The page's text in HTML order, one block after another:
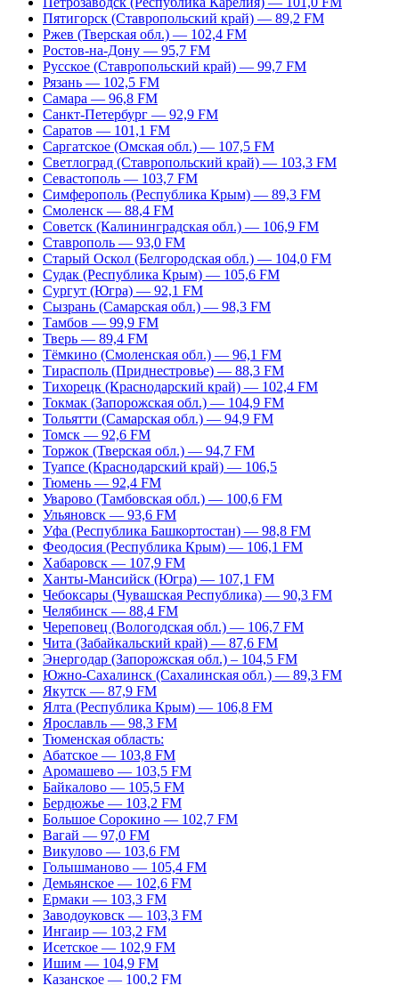
Пятигорск (Ставропольский край) — 89,2 FM
Ржев (Тверская обл.) — 102,4 FM
Ростов-на-Дону — 95,7 FM
Русское (Ставропольский край) — 99,7 FM
Рязань — 102,5 FM
Самара — 96,8 FM
Санкт-Петербург — 92,9 FM
Саратов — 101,1 FM
Саргатское (Омская обл.) — 107,5 FM
Светлоград (Ставропольский край) — 103,3 FM
Севастополь — 103,7 FM
Симферополь (Республика Крым) — 89,3 FM
Смоленск — 88,4 FM
Советск (Калининградская обл.) — 106,9 FM
Ставрополь — 93,0 FM
Старый Оскол (Белгородская обл.) — 104,0 FM
Судак (Республика Крым) — 105,6 FM
Сургут (Югра) — 92,1 FM
Сызрань (Самарская обл.) — 98,3 FM
Тамбов — 99,9 FM
Тверь — 89,4 FM
Тёмкино (Смоленская обл.) — 96,1 FM
Тирасполь (Приднестровье) — 88,3 FM
Тихорецк (Краснодарский край) — 102,4 FM
Токмак (Запорожская обл.) — 104,9 FM
Тольятти (Самарская обл.) — 94,9 FM
Томск — 92,6 FM
Торжок (Тверская обл.) — 94,7 FM
Туапсе (Краснодарский край) — 106,5
Тюмень — 92,4 FM
Уварово (Тамбовская обл.) — 100,6 FM
Ульяновск — 93,6 FM
Уфа (Республика Башкортостан) — 98,8 FM
Феодосия (Республика Крым) — 106,1 FM
Хабаровск — 107,9 FM
Ханты-Мансийск (Югра) — 107,1 FM
Чебоксары (Чувашская Республика) — 90,3 FM
Челябинск — 88,4 FM
Череповец (Вологодская обл.) — 106,7 FM
Чита (Забайкальский край) — 87,6 FM
Энергодар (Запорожская обл.) – 104,5 FM
Южно-Сахалинск (Сахалинская обл.) — 89,3 FM
Якутск — 87,9 FM
Ялта (Республика Крым) — 106,8 FM
Ярославль — 98,3 FM
Тюменская область:
Абатское — 103,8 FM
Аромашево — 103,5 FM
Байкалово — 105,5 FM
Бердюжье — 103,2 FM
Большое Сорокино — 102,7 FM
Вагай — 97,0 FM
Викулово — 103,6 FM
Голышманово — 105,4 FM
Демьянское — 102,6 FM
Ермаки — 103,3 FM
Заводоуковск — 103,3 FM
Ингаир — 103,2 FM
Исетское — 102,9 FM
Ишим — 104,9 FM
Казанское — 100,2 FM